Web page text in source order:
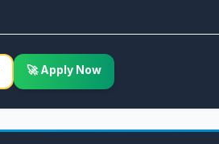
🚀 Apply Now